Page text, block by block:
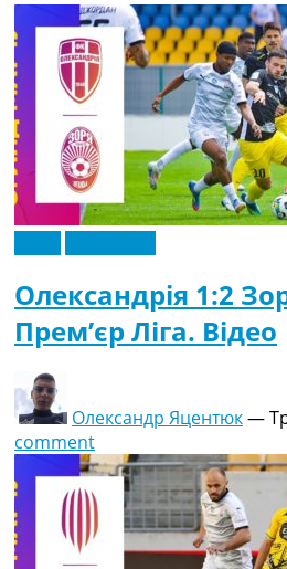
Рейтинги
Рейтинг країн УЄФА
Рейтинг клубів УЄФА
Рейтинг ФІФА
Телепрограма
RU
UA
Categories
Новини футболу
Відео
Новини футболу
Конкурс прогнозів
Рейтінги
Правила
Колективний прогноз
Турніри
Чемпіонат Світу
Олександрія 1:2
Прем’єр Ліга. Відео
Олександр Яцентюк—
comment